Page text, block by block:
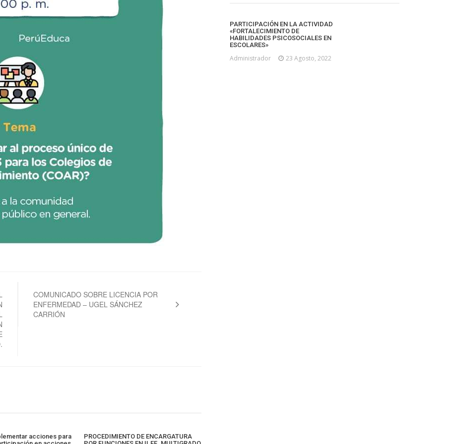
COMUNICADO SOBRE LICENCIA POR
ENFERMEDAD – UGEL SÁNCHEZ
CARRIÓN
acciones para
PROCEDIMIENTO DE ENCARGATURA
PARTICIPACIÓN EN LA ACTIVIDAD
«FORTALECIMIENTO DE
HABILIDADES PSICOSOCIALES EN
ESCOLARES»
Administrador 23 Agosto, 2022